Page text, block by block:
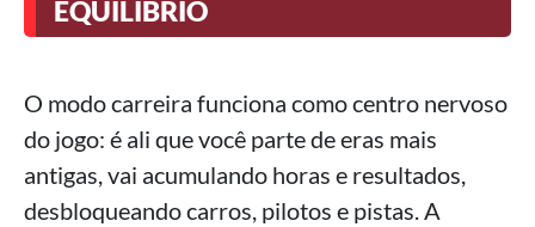
EQUILÍBRIO
O modo carreira funciona como centro nervoso
do jogo: é ali que você parte de eras mais
antigas, vai acumulando horas e resultados,
desbloqueando carros, pilotos e pistas. A